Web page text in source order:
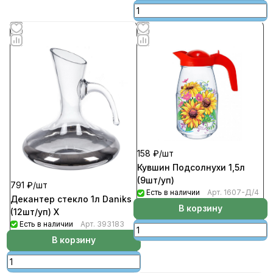
791 ₽/шт
Декантер стекло 1л Daniks
(12шт/уп) Х
Есть в наличии Арт. 393183
В корзину
158 ₽/шт
Кувшин Подсолнухи 1,5л
(9шт/уп)
Есть в наличии Арт. 1607-Д/4
В корзину